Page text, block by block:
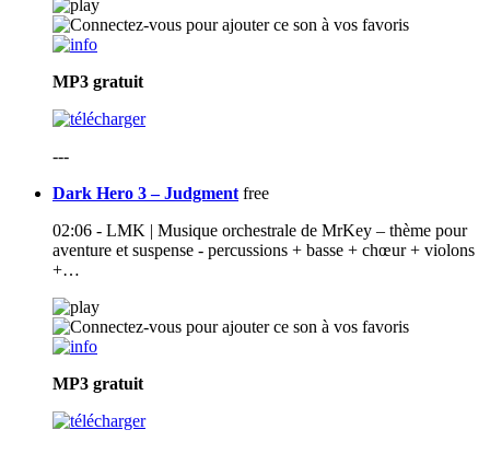
MP3 gratuit
---
Dark Hero 3 – Judgment free
02:06 - LMK | Musique orchestrale de MrKey – thème pour
aventure et suspense - percussions + basse + chœur + violons
+…
MP3 gratuit